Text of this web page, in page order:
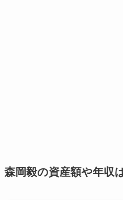
森岡毅の資産額や年収